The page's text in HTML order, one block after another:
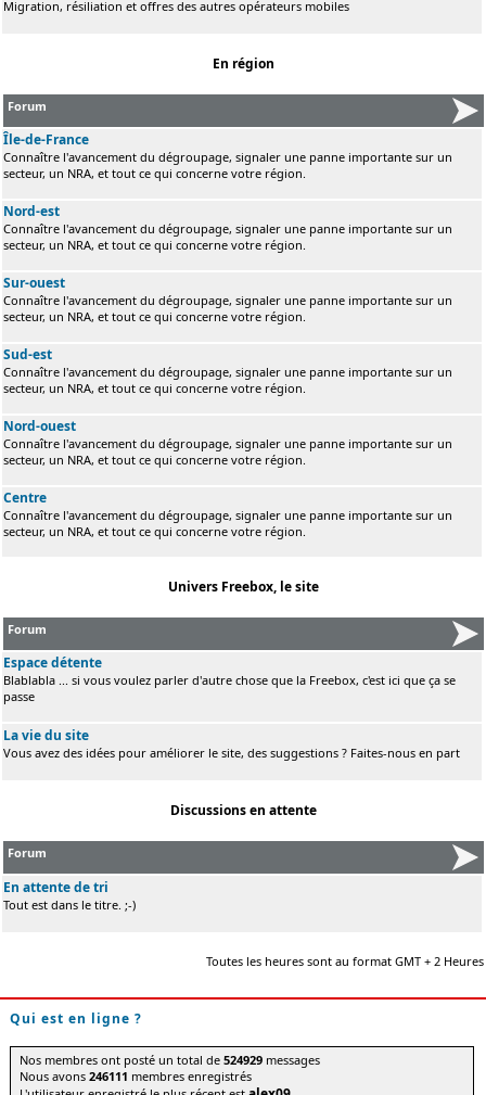
Migration, résiliation et offres des autres opérateurs mobiles
En région
Forum
Île-de-France
Connaître l'avancement du dégroupage, signaler une panne importante sur un
secteur, un NRA, et tout ce qui concerne votre région.
Nord-est
Connaître l'avancement du dégroupage, signaler une panne importante sur un
secteur, un NRA, et tout ce qui concerne votre région.
Sur-ouest
Connaître l'avancement du dégroupage, signaler une panne importante sur un
secteur, un NRA, et tout ce qui concerne votre région.
Sud-est
Connaître l'avancement du dégroupage, signaler une panne importante sur un
secteur, un NRA, et tout ce qui concerne votre région.
Nord-ouest
Connaître l'avancement du dégroupage, signaler une panne importante sur un
secteur, un NRA, et tout ce qui concerne votre région.
Centre
Connaître l'avancement du dégroupage, signaler une panne importante sur un
secteur, un NRA, et tout ce qui concerne votre région.
Univers Freebox, le site
Forum
Espace détente
Blablabla ... si vous voulez parler d'autre chose que la Freebox, c'est ici que ça se
passe
La vie du site
Vous avez des idées pour améliorer le site, des suggestions ? Faites-nous en part
Discussions en attente
Forum
En attente de tri
Tout est dans le titre. ;-)
Toutes les heures sont au format GMT + 2 Heures
Qui est en ligne ?
Nos membres ont posté un total de524929 messages
Nous avons246111 membres enregistrés